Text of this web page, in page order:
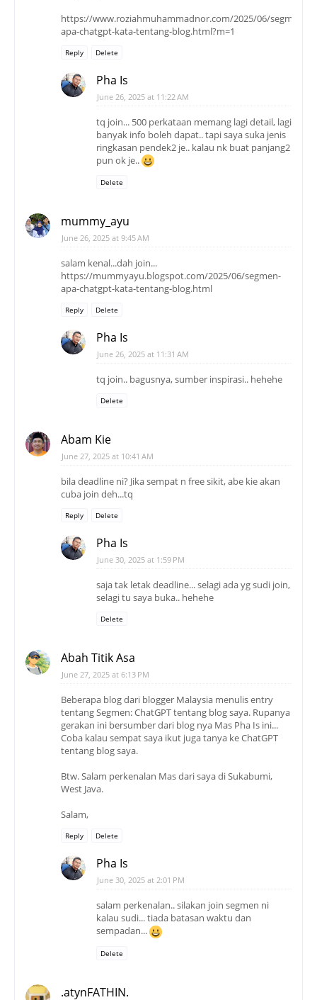
https://www.roziahmuhammadnor.com/2025/06/segmen-
apa-chatgpt-kata-tentang-blog.html?m=1
Reply Delete
Pha Is
June 26, 2025 at 11:22 AM
tq join... 500 perkataan memang lagi detail, lagi
banyak info boleh dapat.. tapi saya suka jenis
ringkasan pendek2 je.. kalau nk buat panjang2
pun ok je..
Delete
mummy_ayu
June 26, 2025 at 9:45 AM
salam kenal...dah join...
https://mummyayu.blogspot.com/2025/06/segmen-
apa-chatgpt-kata-tentang-blog.html
Reply Delete
Pha Is
June 26, 2025 at 11:31 AM
tq join.. bagusnya, sumber inspirasi.. hehehe
Delete
Abam Kie
June 27, 2025 at 10:41 AM
bila deadline ni? Jika sempat n free sikit, abe kie akan
cuba join deh...tq
Reply Delete
Pha Is
June 30, 2025 at 1:59 PM
saja tak letak deadline... selagi ada yg sudi join,
selagi tu saya buka.. hehehe
Delete
Abah Titik Asa
June 27, 2025 at 6:13 PM
Beberapa blog dari blogger Malaysia menulis entry
tentang Segmen: ChatGPT tentang blog saya. Rupanya
gerakan ini bersumber dari blog nya Mas Pha Is ini...
Coba kalau sempat saya ikut juga tanya ke ChatGPT
tentang blog saya.
Btw. Salam perkenalan Mas dari saya di Sukabumi,
West Java.
Salam,
Reply Delete
Pha Is
June 30, 2025 at 2:01 PM
salam perkenalan.. silakan join segmen ni
kalau sudi... tiada batasan waktu dan
sempadan...
Delete
.atynFATHIN.